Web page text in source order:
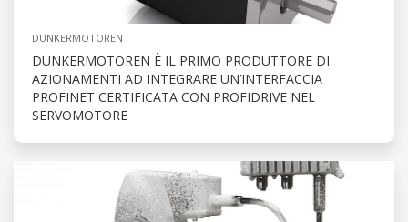
DUNKERMOTOREN
DUNKERMOTOREN È IL PRIMO PRODUTTORE DI
AZIONAMENTI AD INTEGRARE UN’INTERFACCIA
PROFINET CERTIFICATA CON PROFIDRIVE NEL
SERVOMOTORE